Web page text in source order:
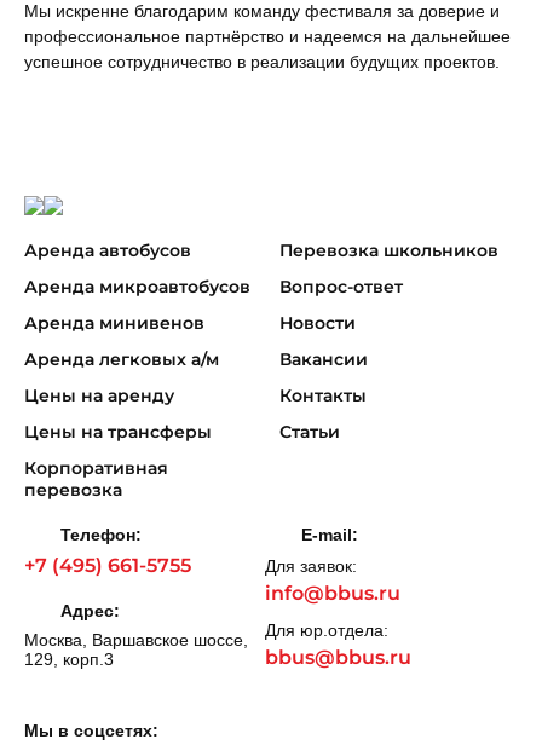
Мы искренне благодарим команду фестиваля за доверие и
профессиональное партнёрство и надеемся на дальнейшее
успешное сотрудничество в реализации будущих проектов.
Аренда автобусов
Аренда микроавтобусов
Аренда минивенов
Аренда легковых а/м
Цены на аренду
Цены на трансферы
Корпоративная
перевозка
Перевозка школьников
Вопрос-ответ
Новости
Вакансии
Контакты
Статьи
Телефон:
+7 (495) 661-5755
Адрес:
Москва, Варшавское шоссе,
129, корп.3
E-mail:
Для заявок:
info@bbus.ru
Для юр.отдела:
bbus@bbus.ru
Мы в соцсетях: